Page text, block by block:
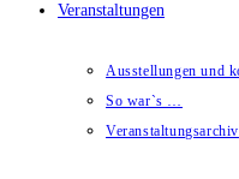
Veranstaltungen
Ausstellungen und
So war`s …
Veranstaltungsarchiv